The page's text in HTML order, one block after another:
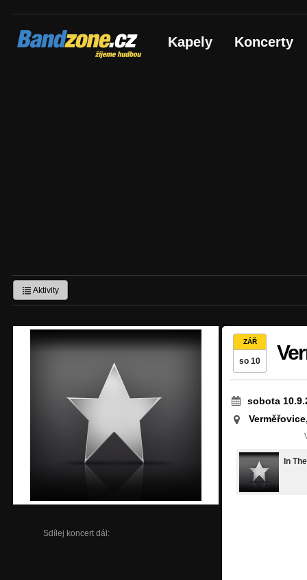
Bandzone.cz
žijeme hudbou Kapely Koncerty
Aktivity
Sdílej koncert dál:
ZÁŘ
so 10
sobota
In